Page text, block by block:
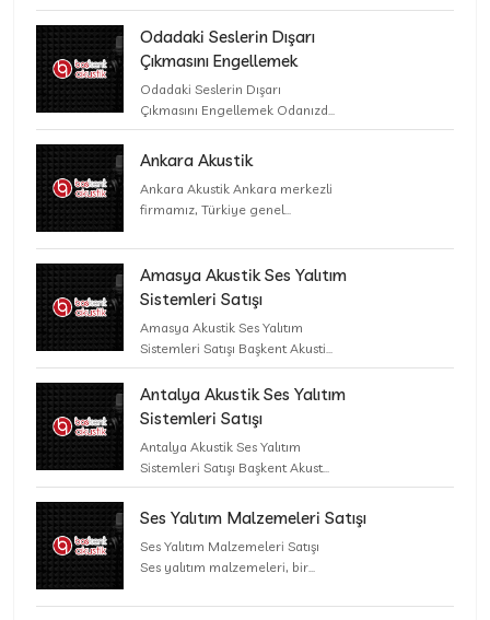
Odadaki Seslerin Dışarı
Çıkmasını Engellemek
Odadaki Seslerin Dışarı
Çıkmasını Engellemek Odanızd...
Ankara Akustik
Ankara Akustik Ankara merkezli
firmamız, Türkiye genel...
Amasya Akustik Ses Yalıtım
Sistemleri Satışı
Amasya Akustik Ses Yalıtım
Sistemleri Satışı Başkent Akusti...
Antalya Akustik Ses Yalıtım
Sistemleri Satışı
Antalya Akustik Ses Yalıtım
Sistemleri Satışı Başkent Akust...
Ses Yalıtım Malzemeleri Satışı
Ses Yalıtım Malzemeleri Satışı
Ses yalıtım malzemeleri, bir...